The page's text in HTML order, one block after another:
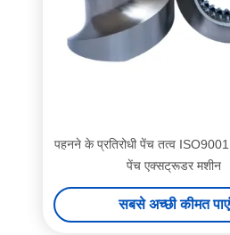
पहनने के प्रतिरोधी पेंच तत्व
पेंच एक्सट्रूडर मशीन
सबसे अच्छी कीमत पाएं